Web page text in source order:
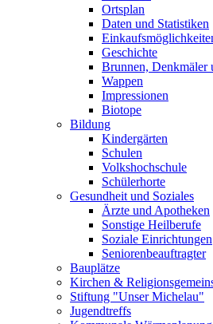
Ortsplan
Daten und Statistiken
Geschichte
Brunnen, Denkmäler
Wappen
Impressionen
Biotope
Bildung
Kindergärten
Schulen
Volkshochschule
Schülerhorte
Gesundheit und Soziales
Ärzte und Apotheken
Sonstige Heilberufe
Soziale Einrichtungen
Seniorenbeauftragter
Bauplätze
Kirchen &
Stiftung "Unser Michelau"
Jugendtreffs